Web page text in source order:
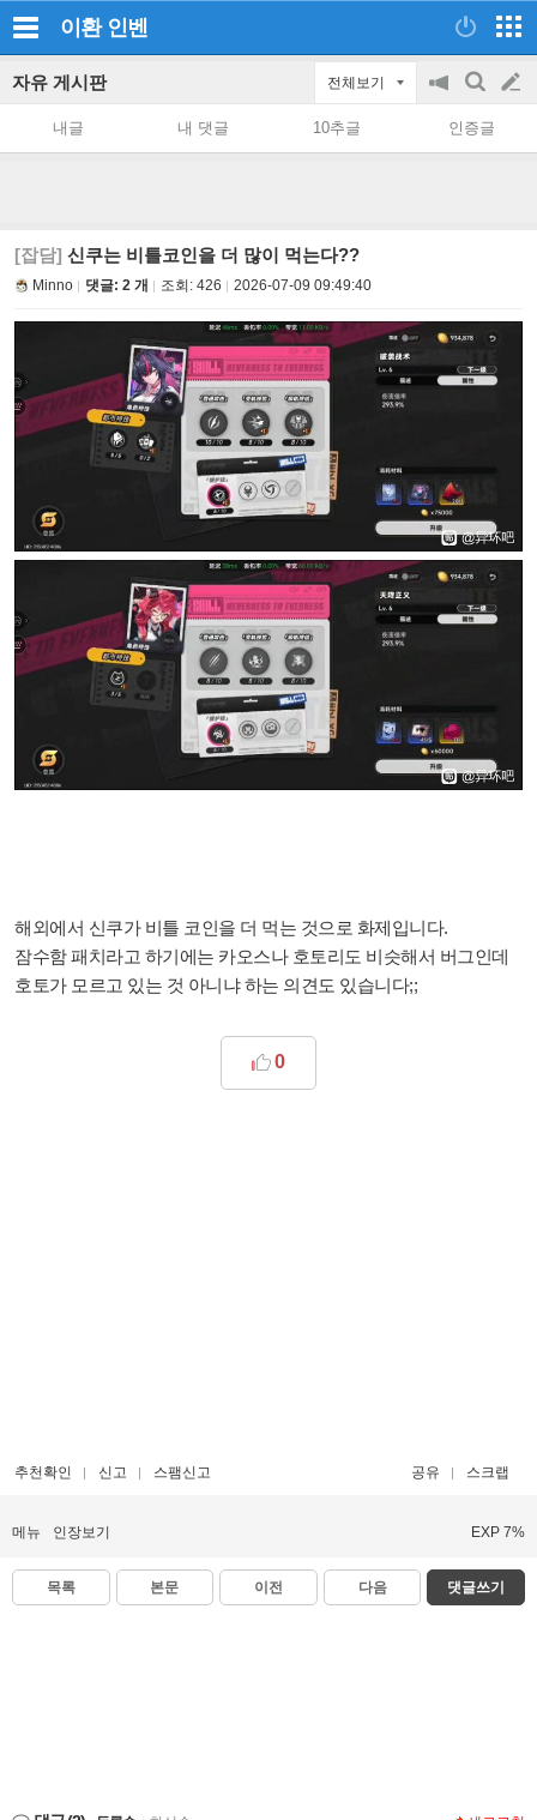
이환 인벤
자유 게시판 전체보기
공
on/off
검
색
글
쓰
내글 내 댓글 10추글 인증글
[잡담] 신쿠는 비틀코인을 더 많이 먹는다??
Minno 댓글: 2 개 조회: 426 2026-07-09 09:49:40
해외에서 신쿠가 비틀 코인을 더 먹는 것으로 화제입니다.
잠수함 패치라고 하기에는 카오스나 호토리도 비슷해서 버그인데
호토가 모르고 있는 것 아니냐 하는 의견도 있습니다;;
0
추천확인 신고 스팸신고 공유 스크랩
메뉴 인장보기 EXP 7%
목록 본문 이전 다음 댓글쓰기